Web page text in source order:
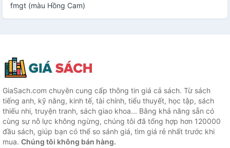
fmgt (màu Hồng Cam)
GiaSach.com chuyên cung cấp thông tin giá cả sách. Từ sách
tiếng anh, kỹ năng, kinh tế, tài chính, tiểu thuyết, học tập, sách
thiếu nhi, truyện tranh, sách giao khoa... Bằng khả năng sẵn có
cùng sự nỗ lực không ngừng, chúng tôi đã tổng hợp hơn 120000
đầu sách, giúp bạn có thể so sánh giá, tìm giá rẻ nhất trước khi
mua. Chúng tôi không bán hàng.